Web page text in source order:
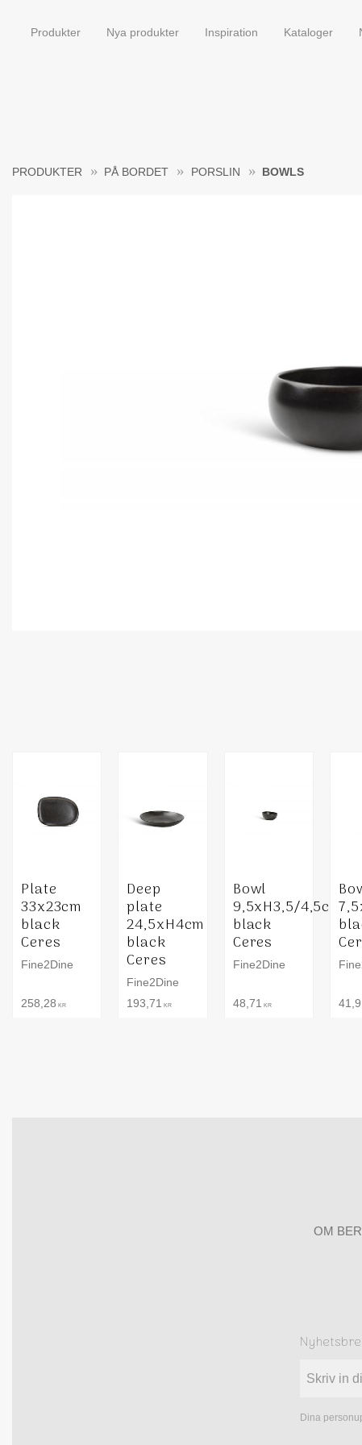
Produkter Nya produkter Inspiration Kataloger
PRODUKTER PÅ BORDET PORSLIN BOWLS
Plate
33x23cm
black
Ceres
Fine2Dine
258,28 KR
Deep
plate
24,5xH4cm
black
Ceres
Fine2Dine
193,71 KR
Bowl
9,5xH3,5/4,5cm
black
Ceres
Fine2Dine
48,71 KR
OM
Dina